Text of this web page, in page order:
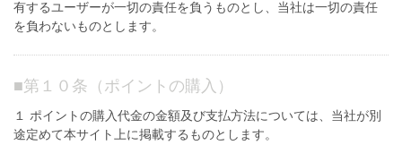
有するユーザーが一切の責任を負うものとし、当社は一切の責任
を負わないものとします。
■第１０条（ポイントの購入）
１ ポイントの購入代金の金額及び支払方法については、当社が別
途定めて本サイト上に掲載するものとします。